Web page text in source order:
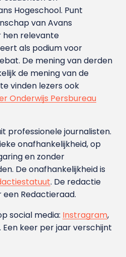
Hoge­school. Punt
van Avans
hen relevante
als podium voor
De mening van derden
de mening van de
vinden lezers ook
Onderwijs Persbureau
professionele journalisten.
onafhankelijkheid, op
en zonder
De onafhankelijkheid is
. De redactie
Redactieraad.
social media: Instragram,
Een keer per jaar verschijnt